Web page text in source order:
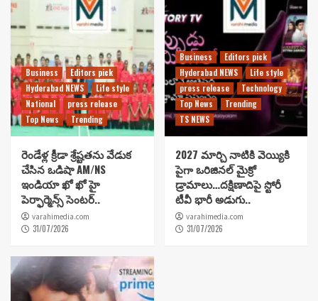
Business
Editors pick
Hyderabad NEWS
Life style
National
press release
Top News
Trending
రెండేళ్ల క్రీడా శ్రేష్టతను వేడుక
చేసిన ఒడిషా AM/NS
ఇండియా ఖో ఖో హై
పెర్ఫార్మెన్స్ సెంటర్..
varahimedia.com
31/07/2026
Business
Editors pick
Hyderabad NEWS
Life style
press release
Technology
Top News
Trending
TS NEWS
2027 మార్చి నాటికి వెయ్యికి
పైగా ఒరిజినల్ మైక్రో
డ్రామాలు…దక్షిణాదిపై స్టోరీ
టీవీ భారీ అడుగు..
varahimedia.com
31/07/2026